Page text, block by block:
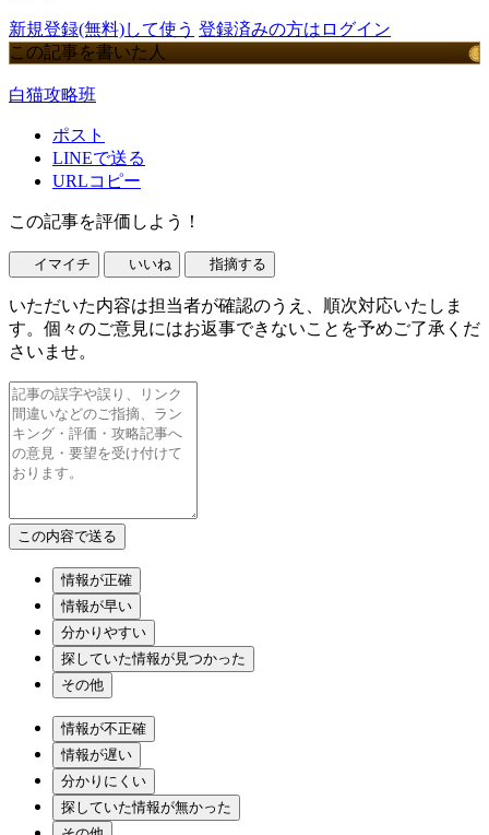
新規登録(無料)して使う 登録済みの方はログイン
この記事を書いた人
白猫攻略班
ポスト
LINEで送る
URLコピー
この記事を評価しよう！
イマイチ いいね 指摘する
いただいた内容は担当者が確認のうえ、順次対応いたしま
す。個々のご意見にはお返事できないことを予めご了承くだ
さいませ。
情報が正確
情報が早い
分かりやすい
探していた情報が見つかった
その他
情報が不正確
情報が遅い
分かりにくい
探していた情報が無かった